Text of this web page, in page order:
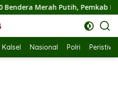
Semarakkan HUT RI
Nasional Polri